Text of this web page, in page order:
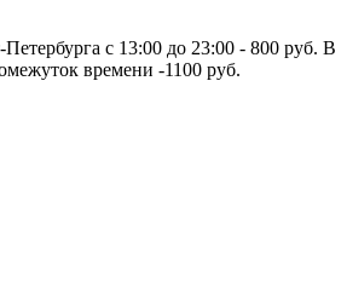
с 13:00 до 23:00 - 800 руб. В
времени -1100 руб.